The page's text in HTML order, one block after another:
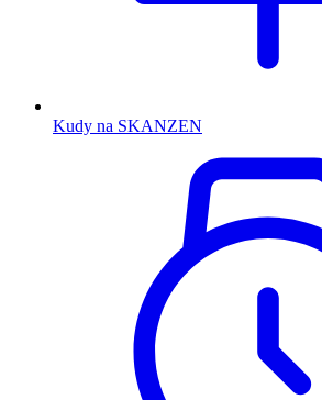
Kudy na SKANZEN